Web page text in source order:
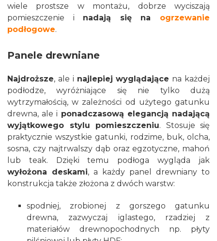
wiele prostsze w montażu, dobrze wyciszają
pomieszczenie i nadają się na ogrzewanie
podłogowe.
Panele drewniane
Najdroższe, ale i najlepiej wyglądające na każdej
podłodze, wyróżniające się nie tylko dużą
wytrzymałością, w zależności od użytego gatunku
drewna, ale i ponadczasową elegancją nadającą
wyjątkowego stylu pomieszczeniu. Stosuje się
praktycznie wszystkie gatunki, rodzime, buk, olcha,
sosna, czy najtrwalszy dąb oraz egzotyczne, mahoń
lub teak. Dzięki temu podłoga wygląda jak
wyłożona deskami, a każdy panel drewniany to
konstrukcja także złożona z dwóch warstw:
spodniej, zrobionej z gorszego gatunku
drewna, zazwyczaj iglastego, rzadziej z
materiałów drewnopochodnych np. płyty